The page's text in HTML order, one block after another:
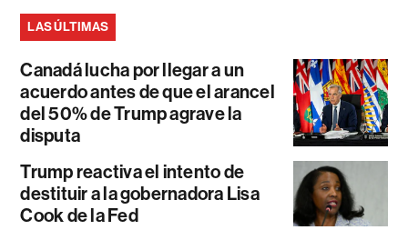
LAS ÚLTIMAS
Canadá lucha por llegar a un
acuerdo antes de que el arancel
del 50% de Trump agrave la
disputa
Trump reactiva el intento de
destituir a la gobernadora Lisa
Cook de la Fed